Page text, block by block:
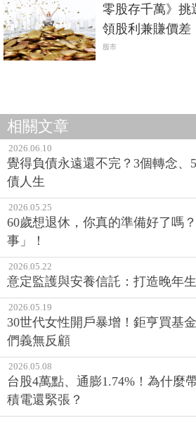
零股存千萬》挑
領股利兼賺價差
股市
相關文章
2026.06.10
覺得負債永遠還不完？3個轉念、
債人生
2026.05.25
60歲想退休，你真的準備好了嗎
事」！
2026.05.22
意定監護與安養信託：打造晚年
2026.05.19
30世代女性開戶暴增！鉅亨買基
們義無反顧
2026.05.08
台股4萬點、通膨1.74%！為什麼
積電還緊張？